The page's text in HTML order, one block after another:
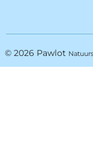
© 2026 Pawlot